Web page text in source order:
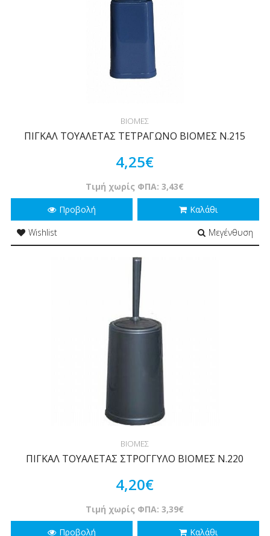
ΒΙΟΜΕΣ
ΠΙΓΚΑΛ ΤΟΥΑΛΕΤΑΣ ΤΕΤΡΑΓΩΝΟ ΒΙΟΜΕΣ Ν.215
4,25€
Τιμή χωρίς ΦΠΑ: 3,43€
Προβολή
Καλάθι
Wishlist
Μεγένθυση
ΒΙΟΜΕΣ
ΠΙΓΚΑΛ ΤΟΥΑΛΕΤΑΣ ΣΤΡΟΓΓΥΛΟ ΒΙΟΜΕΣ Ν.220
4,20€
Τιμή χωρίς ΦΠΑ: 3,39€
Προβολή
Καλάθι